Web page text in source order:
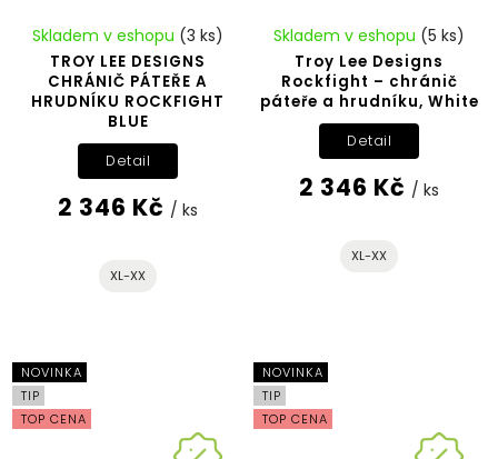
TROY LEE DESIGNS
CHRÁNIČ PÁTEŘE A
HRUDNÍKU ROCKFIGHT
BLUE
Skladem v eshopu (3 ks)
2 346 Kč / ks
Detail
XL-XX
Troy Lee Designs
Rockfight – chránič
páteře a hrudníku, White
Skladem v eshopu (5 ks)
2 346 Kč / ks
Detail
XL-XX
NOVINKA
TIP
TOP CENA
NOVINKA
TIP
TOP CENA